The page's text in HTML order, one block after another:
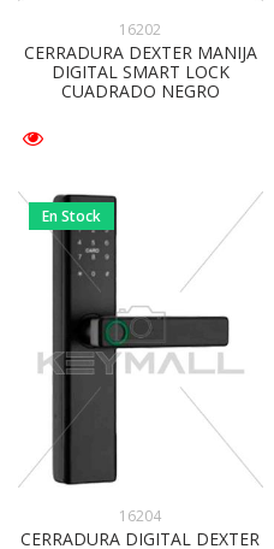
16202
CERRADURA DEXTER MANIJA
DIGITAL SMART LOCK
CUADRADO NEGRO
En Stock
16204
CERRADURA DIGITAL DEXTER